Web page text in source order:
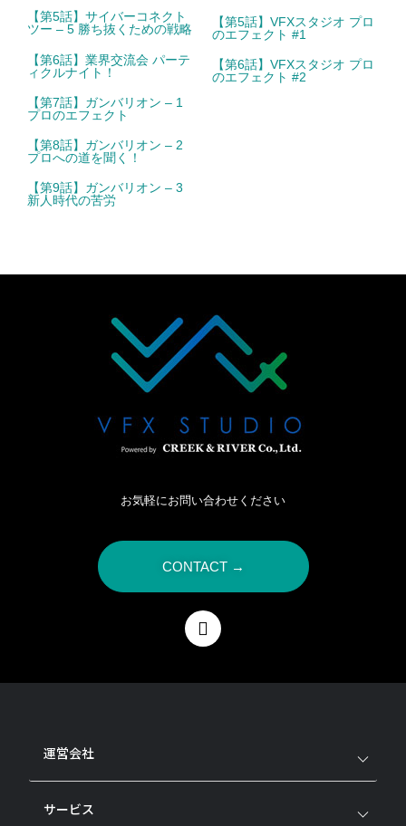
【第5話】サイバーコネクト
ツー – 5 勝ち抜くための戦略
【第6話】業界交流会 パーテ
ィクルナイト！
【第7話】ガンバリオン – 1
プロのエフェクト
【第8話】ガンバリオン – 2
プロへの道を聞く！
【第9話】ガンバリオン – 3
新人時代の苦労
【第5話】VFXスタジオ プロ
のエフェクト #1
【第6話】VFXスタジオ プロ
のエフェクト #2
お気軽にお問い合わせください
CONTACT →
運営会社
サービス